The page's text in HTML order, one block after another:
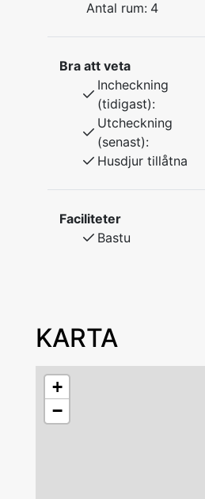
Hundar och katter är
Antal rum: 4
Bra att veta
Incheckning
(tidigast):
Utcheckning
(senast):
Husdjur tillåtna
Faciliteter
Bastu
KARTA
+
−